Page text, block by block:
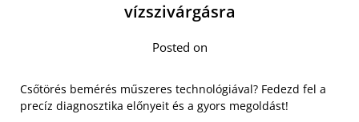
vízszivárgásra
Posted on
Csőtörés bemérés műszeres technológiával? Fedezd fel a
precíz diagnosztika előnyeit és a gyors megoldást!